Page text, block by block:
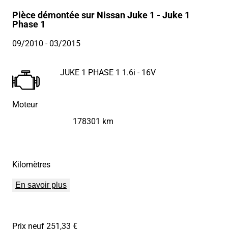
Pièce démontée sur Nissan Juke 1 - Juke 1
Phase 1
09/2010 - 03/2015
Moteur
JUKE 1 PHASE 1 1.6i - 16V
Kilomètres
178301 km
En savoir plus
Prix neuf 251,33 €